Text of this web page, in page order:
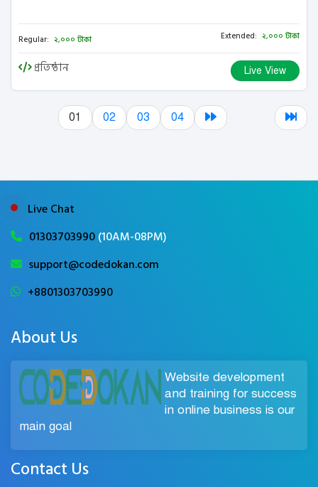
Regular: ২,০০০ টাকা Extended: ২,০০০ টাকা
প্রতিষ্ঠান Live View
01 02 03 04
Live Chat
01303703990(10AM-08PM)
support@codedokan.com
+8801303703990
About Us
Website development
and training for success
in online business is our
main goal
Contact Us